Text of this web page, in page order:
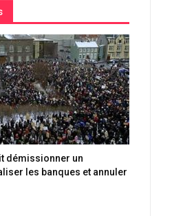
démissionner un
les banques et annuler